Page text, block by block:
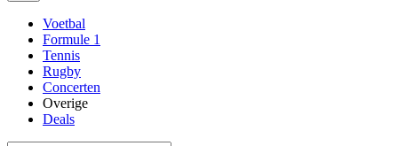
Voetbal
Formule 1
Tennis
Rugby
Concerten
Overige
Deals